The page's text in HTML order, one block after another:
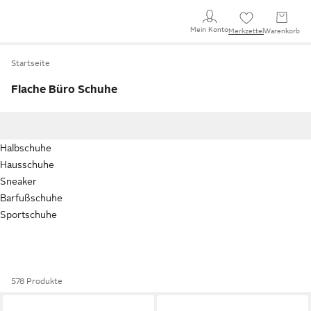
Mein KontoMerkzettel Warenkorb
Startseite
Flache Büro Schuhe
Halbschuhe
Hausschuhe
Sneaker
Barfußschuhe
Sportschuhe
578 Produkte